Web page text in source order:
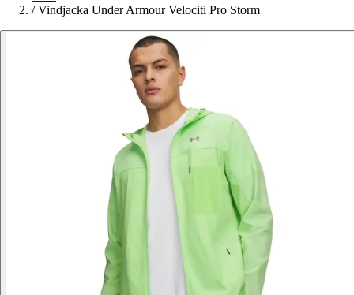
/ Vindjacka Under Armour Velociti Pro Storm